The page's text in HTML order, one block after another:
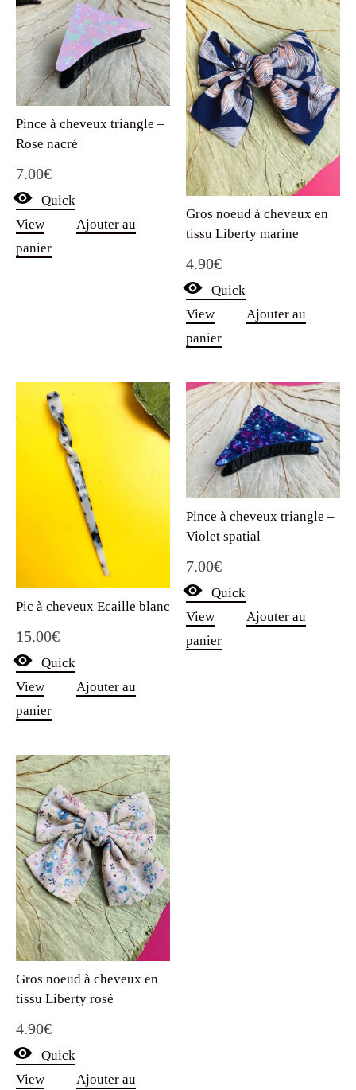
Pince à cheveux triangle –
Rose nacré
7.00€
Quick
View
Ajouter au
panier
Gros noeud à cheveux en
tissu Liberty marine
4.90€
Quick
View
Ajouter au
panier
Pic à cheveux Ecaille blanc
15.00€
Quick
View
Ajouter au
panier
Pince à cheveux triangle –
Violet spatial
7.00€
Quick
View
Ajouter au
panier
Gros noeud à cheveux en
tissu Liberty rosé
4.90€
Quick
View
Ajouter au